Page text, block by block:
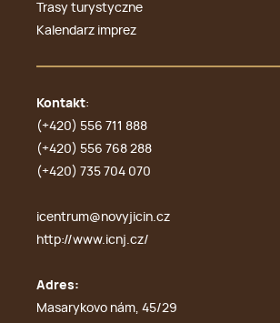
Trasy turystyczne
Kalendarz imprez
Kontakt:
(+420) 556 711 888
(+420) 556 768 288
(+420) 735 704 070
icentrum@novyjicin.cz
http://www.icnj.cz/
Adres:
Masarykovo nám, 45/29